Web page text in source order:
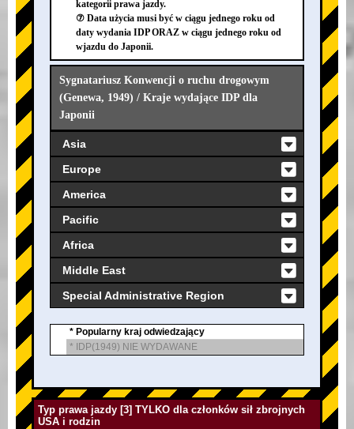
kategorii prawa jazdy.
⑦ Data użycia musi być w ciągu jednego roku od
daty wydania IDP ORAZ w ciągu jednego roku od
wjazdu do Japonii.
Sygnatariusz Konwencji o ruchu drogowym
(Genewa, 1949) / Kraje wydające IDP dla
Japonii
Asia
Europe
America
Pacific
Africa
Middle East
Special Administrative Region
* Popularny kraj odwiedzający
* IDP(1949) NIE WYDAWANE
Typ prawa jazdy [3] TYLKO dla członków sił zbrojnych
USA i rodzin